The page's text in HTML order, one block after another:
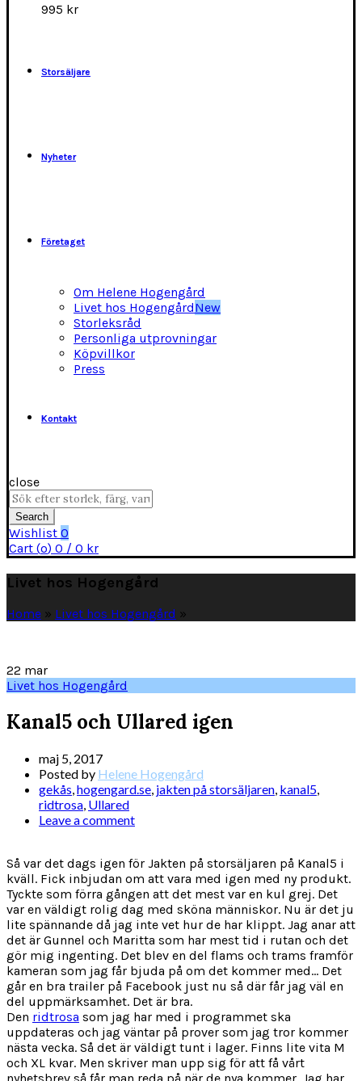
995 kr
Storsäljare
Nyheter
Företaget
Om Helene Hogengård
Livet hos HogengårdNew
Storleksråd
Personliga utprovningar
Köpvillkor
Press
Kontakt
close
Search
for:
Search
Wishlist 0
Cart (o) 0 / 0 kr
Livet hos Hogengård
Home » Livet hos Hogengård »
22 mar
Livet hos Hogengård
Kanal5 och Ullared igen
maj 5, 2017
Posted by Helene Hogengård
gekås,hogengard.se, jakten på storsäljaren, kanal5,
ridtrosa, Ullared
Leave a comment
Så var det dags igen för Jakten på storsäljaren på Kanal5 i
kväll. Fick inbjudan om att vara med igen med ny produkt.
Tyckte som förra gången att det mest var en kul grej. Det
var en väldigt rolig dag med sköna människor. Nu är det ju
lite spännande då jag inte vet hur de har klippt. Jag anar att
det är Gunnel och Maritta som har mest tid i rutan och det
gör mig ingenting. Det blev en del flams och trams framför
kameran som jag får bjuda på om det kommer med… Det
går en bra trailer på Facebook just nu så där får jag väl en
del uppmärksamhet. Det är bra.
Den ridtrosa som jag har med i programmet ska
uppdateras och jag väntar på prover som jag tror kommer
nästa vecka. Så det är väldigt tunt i lager. Finns lite vita M
och XL kvar. Men skriver man upp sig för att få vårt